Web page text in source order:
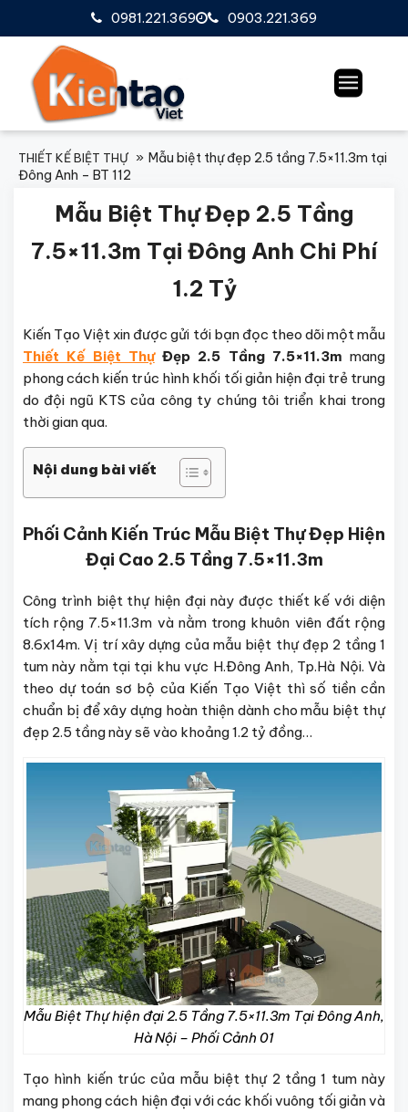
0903.221.369
0981.221.369
THIẾT KẾ BIỆT THỰ
Mẫu biệt thự đẹp 2.5 tầng 7.5×11.3m tại
Đông Anh – BT 112
Mẫu Biệt Thự Đẹp 2.5 Tầng
7.5×11.3m Tại Đông Anh Chi Phí
1.2 Tỷ
Kiến Tạo Việt xin được gửi tới bạn đọc theo dõi một mẫu
Thiết Kế Biệt ThựĐẹp 2.5 Tầng 7.5×11.3m mang
phong cách kiến trúc hình khối tối giản hiện đại trẻ trung
do đội ngũ KTS của công ty chúng tôi triển khai trong
thời gian qua.
Nội dung bài viết
Phối Cảnh Kiến Trúc Mẫu Biệt Thự Đẹp Hiện
Đại Cao 2.5 Tầng 7.5×11.3m
Công trình biệt thự hiện đại này được thiết kế với diện
tích rộng 7.5×11.3m và nằm trong khuôn viên đất rộng
8.6x14m. Vị trí xây dựng của mẫu biệt thự đẹp 2 tầng 1
tum này nằm tại tại khu vực H.Đông Anh, Tp.Hà Nội. Và
theo dự toán sơ bộ của Kiến Tạo Việt thì số tiền cần
chuẩn bị để xây dựng hoàn thiện dành cho mẫu biệt thự
đẹp 2.5 tầng này sẽ vào khoảng 1.2 tỷ đồng…
Mẫu Biệt Thự hiện đại 2.5 Tầng 7.5×11.3m Tại Đông Anh,
Hà Nội – Phối Cảnh 01
Tạo hình kiến trúc của mẫu biệt thự 2 tầng 1 tum này
mang phong cách hiện đại với các khối vuông tối giản và